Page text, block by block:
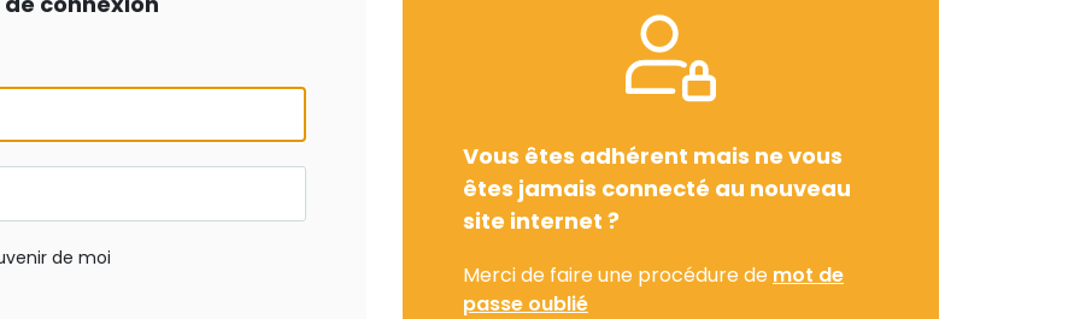
de moi
Vous êtes adhérent mais ne vous
êtes jamais connecté au nouveau
site internet ?
Merci de faire une procédure de mot de
passe oublié